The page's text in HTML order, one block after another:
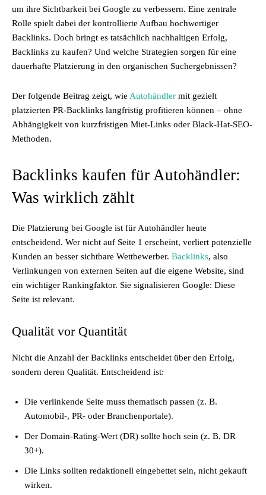
um ihre Sichtbarkeit bei Google zu verbessern. Eine zentrale
Rolle spielt dabei der kontrollierte Aufbau hochwertiger
Backlinks. Doch bringt es tatsächlich nachhaltigen Erfolg,
Backlinks zu kaufen? Und welche Strategien sorgen für eine
dauerhafte Platzierung in den organischen Suchergebnissen?
Der folgende Beitrag zeigt, wie Autohändler mit gezielt
platzierten PR-Backlinks langfristig profitieren können – ohne
Abhängigkeit von kurzfristigen Miet-Links oder Black-Hat-SEO-
Methoden.
Backlinks kaufen für Autohändler:
Was wirklich zählt
Die Platzierung bei Google ist für Autohändler heute
entscheidend. Wer nicht auf Seite 1 erscheint, verliert potenzielle
Kunden an besser sichtbare Wettbewerber. Backlinks, also
Verlinkungen von externen Seiten auf die eigene Website, sind
ein wichtiger Rankingfaktor. Sie signalisieren Google: Diese
Seite ist relevant.
Qualität vor Quantität
Nicht die Anzahl der Backlinks entscheidet über den Erfolg,
sondern deren Qualität. Entscheidend ist:
Die verlinkende Seite muss thematisch passen (z. B.
Automobil-, PR- oder Branchenportale).
Der Domain-Rating-Wert (DR) sollte hoch sein (z. B. DR
30+).
Die Links sollten redaktionell eingebettet sein, nicht gekauft
wirken.